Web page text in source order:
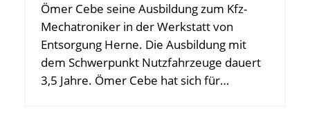
Ömer Cebe seine Ausbildung zum Kfz-
Mechatroniker in der Werkstatt von
Entsorgung Herne. Die Ausbildung mit
dem Schwerpunkt Nutzfahrzeuge dauert
3,5 Jahre. Ömer Cebe hat sich für…